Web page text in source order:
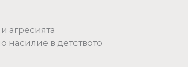
агресията
насилие в детството